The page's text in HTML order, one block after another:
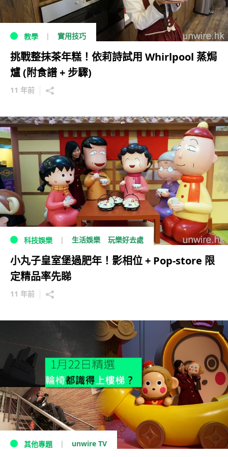
教學 實用技巧
挑戰整抹茶年糕！依莉詩試用 Whirlpool 蒸焗
爐 (附食譜 + 步驟)
11 年前
科技娛樂 生活娛樂 玩樂好去處
小丸子皇室堡過肥年！影相位 + Pop-store 限
定精品率先睇
11 年前
其他專題 unwire TV